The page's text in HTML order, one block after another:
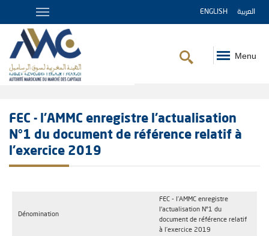
ENGLISH العربية
Menu
FEC - l’AMMC enregistre l'actualisation
N°1 du document de référence relatif à
l’exercice 2019
Dénomination
FEC - l’AMMC enregistre
l'actualisation N°1 du
document de référence relatif
à l’exercice 2019